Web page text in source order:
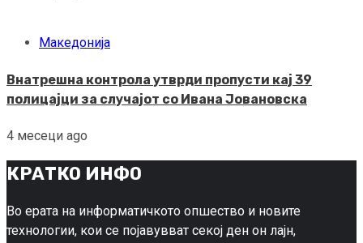
Македонија
Внатрешна контрола утврди пропусти кај 39
полицајци за случајот со Ивана Јовановска
4 месеци ago
КРАТКО ИНФО
Во ерата на информатичкото опшество и новите
технологии, кои се појавувват секој ден он лајн,